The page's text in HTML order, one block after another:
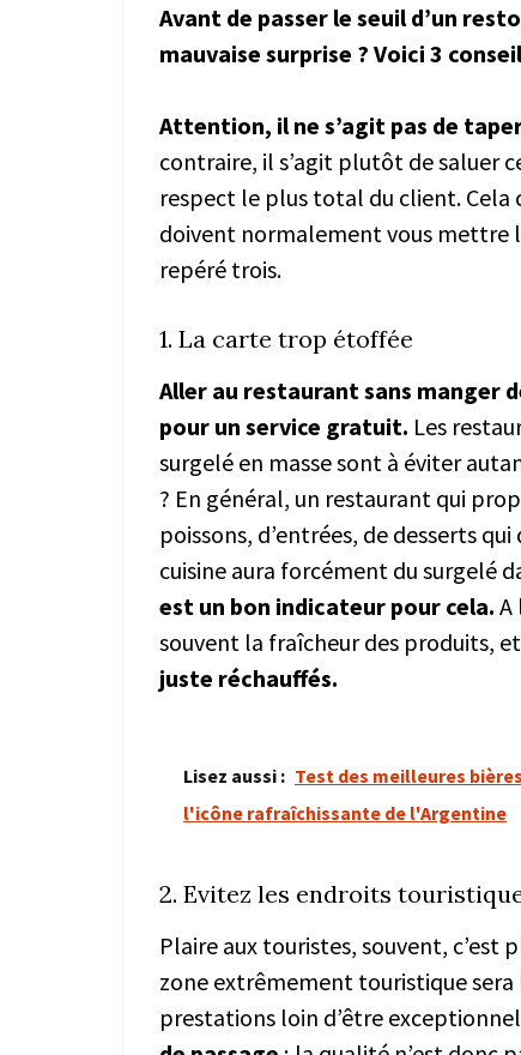
Avant de passer le seuil d’un
mauvaise surprise ? Voici 3
Attention, il ne s’agit pas de
contraire, il s’agit plutôt de saluer
respect le plus total du client. Cela
doivent normalement vous mettre
repéré trois.
1. La carte trop étoffée
Aller au restaurant sans manger
pour un service gratuit. Les
surgelé en masse sont à éviter
? En général, un restaurant qui
poissons, d’entrées, de desserts
cuisine aura forcément du surgelé
est un bon indicateur pour cela. A
souvent la fraîcheur des produits,
juste réchauffés.
Lisez aussi : Test des meilleures
l'icône rafraîchissante de l'Argentine
2. Evitez les endroits
Plaire aux touristes, souvent, c’est
zone extrêmement touristique
prestations loin d’être